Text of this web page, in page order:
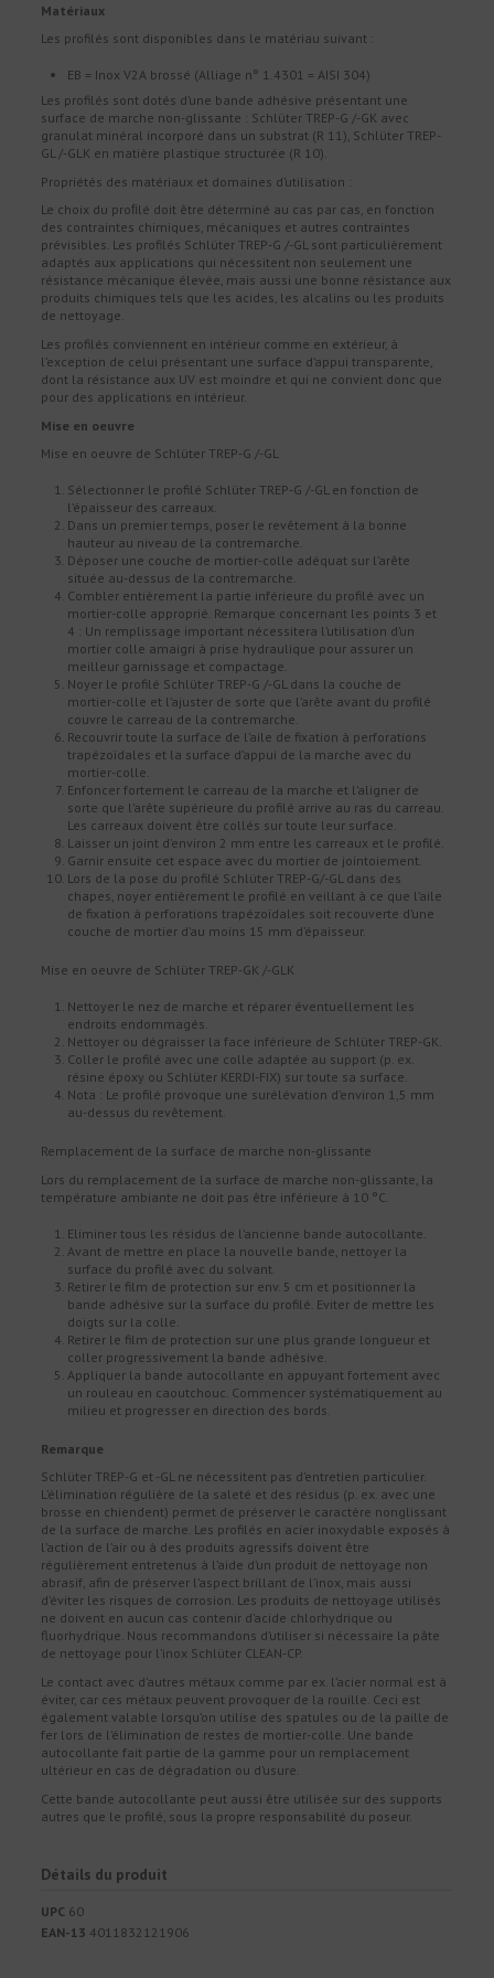
Matériaux
Les profilés sont disponibles dans le matériau suivant :
EB = Inox V2A brossé (Alliage n° 1.4301 = AISI 304)
Les profilés sont dotés d’une bande adhésive présentant une
surface de marche non-glissante : Schlüter TREP-G /-GK avec
granulat minéral incorporé dans un substrat (R 11), Schlüter TREP-
GL /-GLK en matière plastique structurée (R 10).
Propriétés des matériaux et domaines d’utilisation :
Le choix du proﬁlé doit être déterminé au cas par cas, en fonction
des contraintes chimiques, mécaniques et autres contraintes
prévisibles. Les profilés Schlüter TREP-G /-GL sont particulièrement
adaptés aux applications qui nécessitent non seulement une
résistance mécanique élevée, mais aussi une bonne résistance aux
produits chimiques tels que les acides, les alcalins ou les produits
de nettoyage.
Les profilés conviennent en intérieur comme en extérieur, à
l’exception de celui présentant une surface d’appui transparente,
dont la résistance aux UV est moindre et qui ne convient donc que
pour des applications en intérieur.
Mise en oeuvre
Mise en oeuvre de Schlüter TREP-G /-GL
Sélectionner le profilé Schlüter TREP-G /-GL en fonction de
l’épaisseur des carreaux.
Dans un premier temps, poser le revêtement à la bonne
hauteur au niveau de la contremarche.
Déposer une couche de mortier-colle adéquat sur l’arête
située au-dessus de la contremarche.
Combler entièrement la partie inférieure du profilé avec un
mortier-colle approprié. Remarque concernant les points 3 et
4 : Un remplissage important nécessitera l’utilisation d’un
mortier colle amaigri à prise hydraulique pour assurer un
meilleur garnissage et compactage.
Noyer le profilé Schlüter TREP-G /-GL dans la couche de
mortier-colle et l’ajuster de sorte que l’arête avant du profilé
couvre le carreau de la contremarche.
Recouvrir toute la surface de l’aile de fixation à perforations
trapézoïdales et la surface d’appui de la marche avec du
mortier-colle.
Enfoncer fortement le carreau de la marche et l’aligner de
sorte que l’arête supérieure du profilé arrive au ras du carreau.
Les carreaux doivent être collés sur toute leur surface.
Laisser un joint d’environ 2 mm entre les carreaux et le profilé.
Garnir ensuite cet espace avec du mortier de jointoiement.
Lors de la pose du profilé Schlüter TREP-G/-GL dans des
chapes, noyer entièrement le profilé en veillant à ce que l’aile
de fixation à perforations trapézoïdales soit recouverte d’une
couche de mortier d’au moins 15 mm d’épaisseur.
Mise en oeuvre de Schlüter TREP-GK /-GLK
Nettoyer le nez de marche et réparer éventuellement les
endroits endommagés.
Nettoyer ou dégraisser la face inférieure de Schlüter TREP-GK.
Coller le profilé avec une colle adaptée au support (p. ex.
résine époxy ou Schlüter KERDI-FIX) sur toute sa surface.
Nota : Le profilé provoque une surélévation d’environ 1,5 mm
au-dessus du revêtement.
Remplacement de la surface de marche non-glissante
Lors du remplacement de la surface de marche non-glissante, la
température ambiante ne doit pas être inférieure à 10 °C.
Eliminer tous les résidus de l’ancienne bande autocollante.
Avant de mettre en place la nouvelle bande, nettoyer la
surface du profilé avec du solvant.
Retirer le film de protection sur env. 5 cm et positionner la
bande adhésive sur la surface du profilé. Eviter de mettre les
doigts sur la colle.
Retirer le film de protection sur une plus grande longueur et
coller progressivement la bande adhésive.
Appliquer la bande autocollante en appuyant fortement avec
un rouleau en caoutchouc. Commencer systématiquement au
milieu et progresser en direction des bords.
Remarque
Schlüter TREP-G et -GL ne nécessitent pas d’entretien particulier.
L’élimination régulière de la saleté et des résidus (p. ex. avec une
brosse en chiendent) permet de préserver le caractère nonglissant
de la surface de marche. Les profilés en acier inoxydable exposés à
l’action de l’air ou à des produits agressifs doivent être
régulièrement entretenus à l’aide d’un produit de nettoyage non
abrasif, afin de préserver l’aspect brillant de l’inox, mais aussi
d’éviter les risques de corrosion. Les produits de nettoyage utilisés
ne doivent en aucun cas contenir d’acide chlorhydrique ou
fluorhydrique. Nous recommandons d’utiliser si nécessaire la pâte
de nettoyage pour l’inox Schlüter CLEAN-CP.
Le contact avec d’autres métaux comme par ex. l’acier normal est à
éviter, car ces métaux peuvent provoquer de la rouille. Ceci est
également valable lorsqu’on utilise des spatules ou de la paille de
fer lors de l’élimination de restes de mortier-colle. Une bande
autocollante fait partie de la gamme pour un remplacement
ultérieur en cas de dégradation ou d’usure.
Cette bande autocollante peut aussi être utilisée sur des supports
autres que le profilé, sous la propre responsabilité du poseur.
Détails du produit
UPC 60
EAN-13 4011832121906